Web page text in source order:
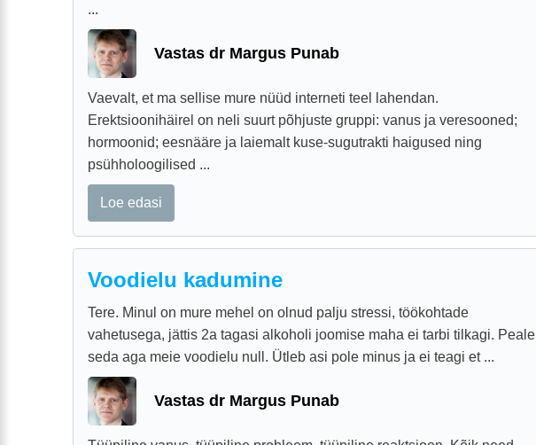
...
Vastas dr Margus Punab
Vaevalt, et ma sellise mure nüüd interneti teel lahendan.
Erektsioonihäirel on neli suurt põhjuste gruppi: vanus ja veresooned;
hormoonid; eesnääre ja laiemalt kuse-sugutrakti haigused ning
psühholoogilised ...
Loe edasi
Voodielu kadumine
Tere. Minul on mure mehel on olnud palju stressi, töökohtade
vahetusega, jättis 2a tagasi alkoholi joomise maha ei tarbi tilkagi. Peale
seda aga meie voodielu null. Ütleb asi pole minus ja ei teagi et ...
Vastas dr Margus Punab